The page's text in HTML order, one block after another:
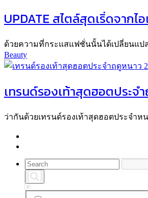
UPDATE สไตล์สุดเริ่ดจากไ
ด้วยความที่กระแสแฟชั่นนั้นได้เปลี่ยนแป
Beauty
เทรนด์รองเท้าสุดฮอตประจ
ว่ากันด้วยเทรนด์รองเท้าสุดฮอตประจำ